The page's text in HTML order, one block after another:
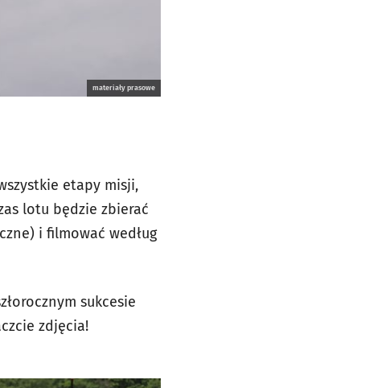
materiały prasowe
etapy misji,
lotu będzie zbierać
i filmować według
sukcesie
zdjęcia!